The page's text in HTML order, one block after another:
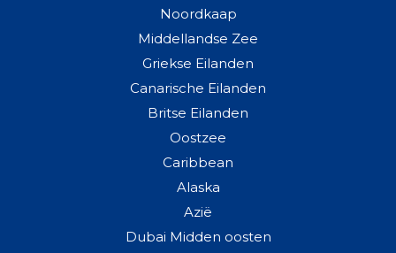
Noordkaap
Middellandse Zee
Griekse Eilanden
Canarische Eilanden
Britse Eilanden
Oostzee
Caribbean
Alaska
Azië
Dubai Midden oosten